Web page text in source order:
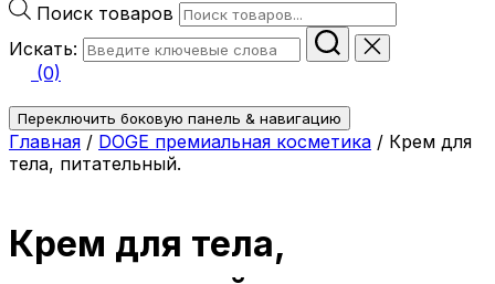
Поиск товаров
Искать:
(0)
Переключить боковую панель & навигацию
Главная / DOGE премиальная косметика / Крем для
тела, питательный.
Крем для тела,